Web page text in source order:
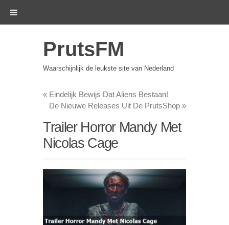
PrutsFM
Waarschijnlijk de leukste site van Nederland
« Eindelijk Bewijs Dat Aliens Bestaan!
De Nieuwe Releases Uit De PrutsShop »
Trailer Horror Mandy Met
Nicolas Cage